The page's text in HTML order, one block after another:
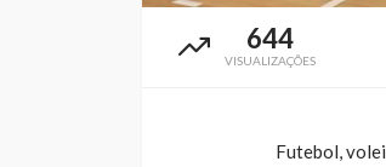
644
VISUALIZAÇÕES
Futebol,